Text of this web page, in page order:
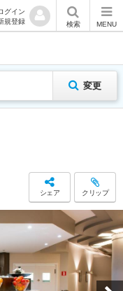
グイン
規登録
検索 MENU
変更
シェア クリップ